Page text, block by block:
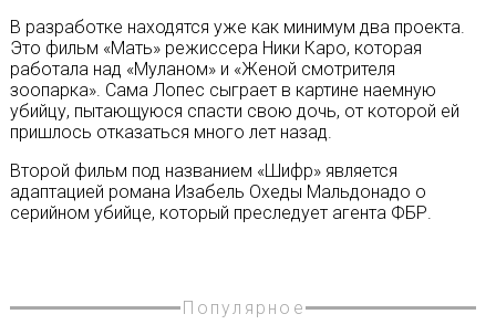
В разработке находятся уже как минимум два проекта.
Это фильм «Мать» режиссера Ники Каро, которая
работала над «Муланом» и «Женой смотрителя
зоопарка». Сама Лопес сыграет в картине наемную
убийцу, пытающуюся спасти свою дочь, от которой ей
пришлось отказаться много лет назад.
Второй фильм под названием «Шифр» является
адаптацией романа Изабель Охеды Мальдонадо о
серийном убийце, который преследует агента ФБР.
Популярное